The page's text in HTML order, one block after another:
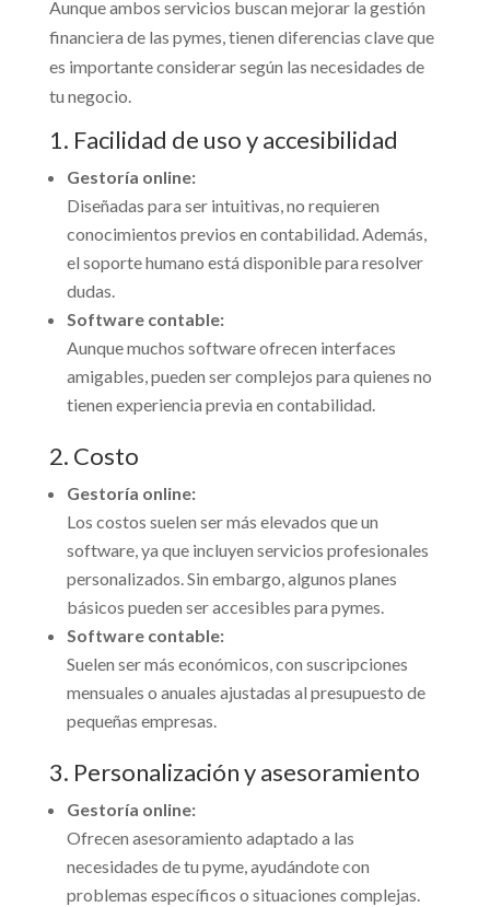
Aunque ambos servicios buscan mejorar la gestión
financiera de las pymes, tienen diferencias clave que
es importante considerar según las necesidades de
tu negocio.
1. Facilidad de uso y accesibilidad
Gestoría online:
Diseñadas para ser intuitivas, no requieren
conocimientos previos en contabilidad. Además,
el soporte humano está disponible para resolver
dudas.
Software contable:
Aunque muchos software ofrecen interfaces
amigables, pueden ser complejos para quienes no
tienen experiencia previa en contabilidad.
2. Costo
Gestoría online:
Los costos suelen ser más elevados que un
software, ya que incluyen servicios profesionales
personalizados. Sin embargo, algunos planes
básicos pueden ser accesibles para pymes.
Software contable:
Suelen ser más económicos, con suscripciones
mensuales o anuales ajustadas al presupuesto de
pequeñas empresas.
3. Personalización y asesoramiento
Gestoría online:
Ofrecen asesoramiento adaptado a las
necesidades de tu pyme, ayudándote con
problemas específicos o situaciones complejas.